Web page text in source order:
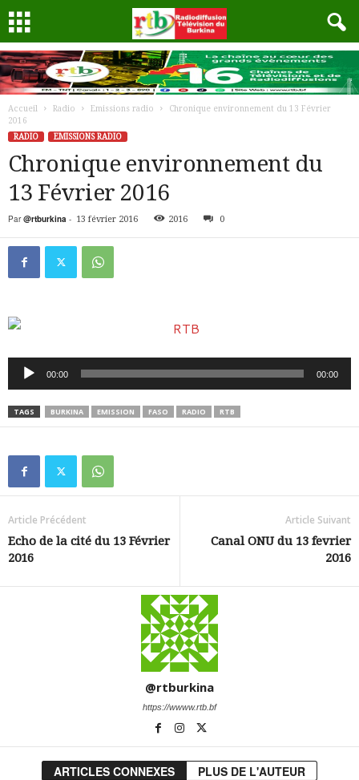
Accueil Radio Emissions radio
Chronique environnement du 13 Février
2016
RADIO
EMISSIONS RADIO
Chronique environnement du
13 Février 2016
Par @rtburkina - 13 février 2016 2016 0
Lecteur
audio
00:00 00:00
TAGS BURKINA EMISSION FASO RADIO RTB
Article Précédent
Echo de la cité du 13 Février
2016
Article Suivant
Canal ONU du 13 fevrier
2016
@rtburkina
https://wwww.rtb.bf
ARTICLES CONNEXES PLUS DE L'AUTEUR